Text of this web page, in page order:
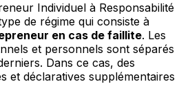
Individuel à Responsabilité
de régime qui consiste à
en cas de faillite. Les
et personnels sont séparés
Dans ce cas, des
et déclaratives supplémentaires